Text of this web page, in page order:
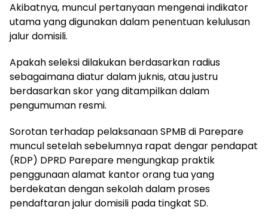
Akibatnya, muncul pertanyaan mengenai indikator
utama yang digunakan dalam penentuan kelulusan
jalur domisili.
Apakah seleksi dilakukan berdasarkan radius
sebagaimana diatur dalam juknis, atau justru
berdasarkan skor yang ditampilkan dalam
pengumuman resmi.
Sorotan terhadap pelaksanaan SPMB di Parepare
muncul setelah sebelumnya rapat dengar pendapat
(RDP) DPRD Parepare mengungkap praktik
penggunaan alamat kantor orang tua yang
berdekatan dengan sekolah dalam proses
pendaftaran jalur domisili pada tingkat SD.